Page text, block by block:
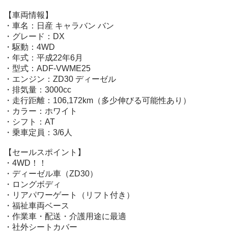
【車両情報】
・車名：日産 キャラバン バン
・グレード：DX
・駆動：4WD
・年式：平成22年6月
・型式：ADF-VWME25
・エンジン：ZD30 ディーゼル
・排気量：3000cc
・走行距離：106,172km（多少伸びる可能性あり）
・カラー：ホワイト
・シフト：AT
・乗車定員：3/6人
【セールスポイント】
・4WD！！
・ディーゼル車（ZD30）
・ロングボディ
・リアパワーゲート（リフト付き）
・福祉車両ベース
・作業車・配送・介護用途に最適
・社外シートカバー